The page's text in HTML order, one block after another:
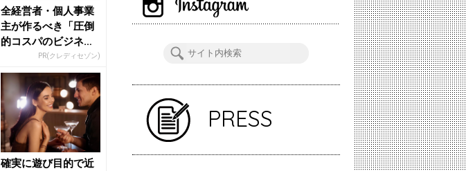
全経営者・個人事業
主が作るべき「圧倒
的コスパのビジネス
カード」PR(クレディセゾン)
確実に遊び目的で近
PRESS